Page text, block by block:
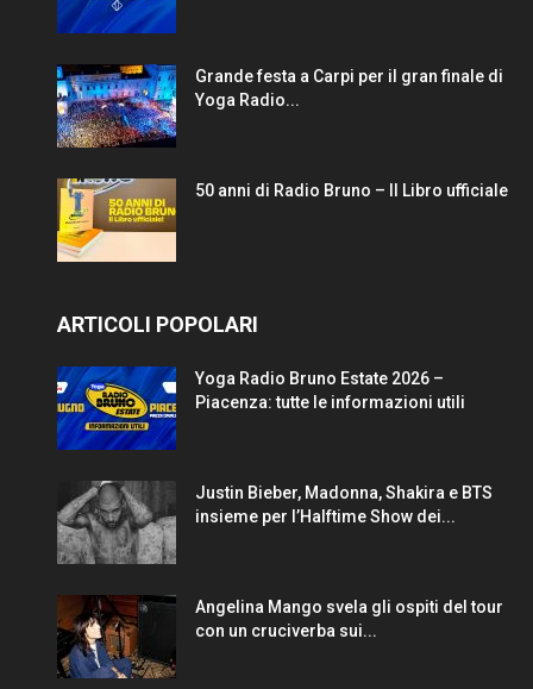
Grande festa a Carpi per il gran finale di
Yoga Radio...
50 anni di Radio Bruno – Il Libro ufficiale
ARTICOLI POPOLARI
Yoga Radio Bruno Estate 2026 –
Piacenza: tutte le informazioni utili
Justin Bieber, Madonna, Shakira e BTS
insieme per l’Halftime Show dei...
Angelina Mango svela gli ospiti del tour
con un cruciverba sui...